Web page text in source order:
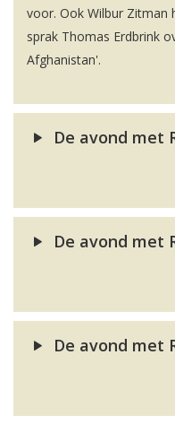
voor. Ook Wilbur Zitman
sprak Thomas Erdbrink
Afghanistan'.
De avond met
De avond met
De avond met